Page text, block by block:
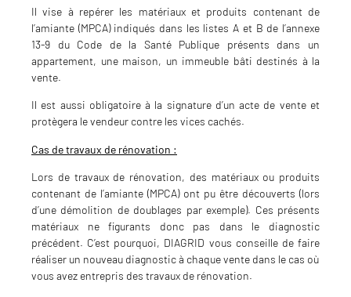
Il vise à repérer les matériaux et produits contenant de
l’amiante (MPCA) indiqués dans les listes A et B de l’annexe
13-9 du Code de la Santé Publique présents dans un
appartement, une maison, un immeuble bâti destinés à la
vente.
Il est aussi obligatoire à la signature d’un acte de vente et
protègera le vendeur contre les vices cachés.
Cas de travaux de rénovation :
Lors de travaux de rénovation, des matériaux ou produits
contenant de l’amiante (MPCA) ont pu être découverts (lors
d’une démolition de doublages par exemple). Ces présents
matériaux ne figurants donc pas dans le diagnostic
précédent. C’est pourquoi, DIAGRID vous conseille de faire
réaliser un nouveau diagnostic à chaque vente dans le cas où
vous avez entrepris des travaux de rénovation.